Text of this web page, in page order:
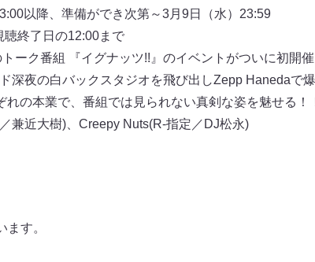
以降、準備ができ次第～3月9日（水）23:59
終了日の12:00まで
ーク番組 『イグナッツ!!』のイベントがついに初開催
深夜の白バックスタジオを飛び出しZepp Hanedaで
の本業で、番組では見られない真剣な姿を魅せる！
兼近大樹)、Creepy Nuts(R-指定／DJ松永)
す。